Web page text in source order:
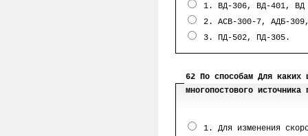
1. ВД-306, ВД-401,
2. АСВ-300-7, АДБ-
3. ПД-502, ПД-305.
62 По способам Для каких
многопостового источника
1. Для изменения